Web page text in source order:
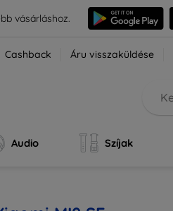
vásárláshoz.
Cashback Áru visszaküldése
Audio Szíjak